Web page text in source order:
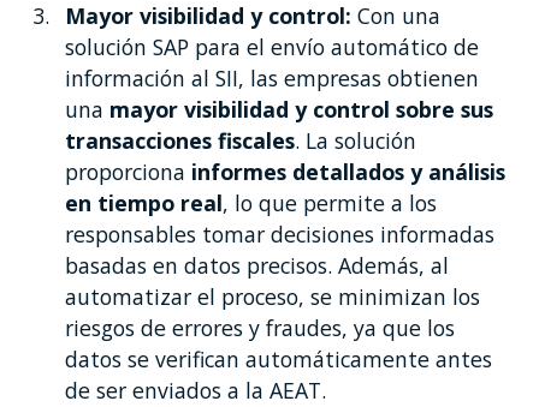
Mayor visibilidad y control: Con una
solución SAP para el envío automático de
información al SII, las empresas obtienen
una mayor visibilidad y control sobre sus
transacciones fiscales. La solución
proporciona informes detallados y análisis
en tiempo real, lo que permite a los
responsables tomar decisiones informadas
basadas en datos precisos. Además, al
automatizar el proceso, se minimizan los
riesgos de errores y fraudes, ya que los
datos se verifican automáticamente antes
de ser enviados a la AEAT.